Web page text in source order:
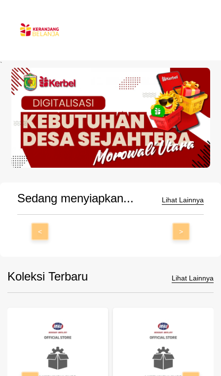
`
Sedang menyiapkan... Lihat Lainnya
< >
Koleksi Terbaru Lihat Lainnya